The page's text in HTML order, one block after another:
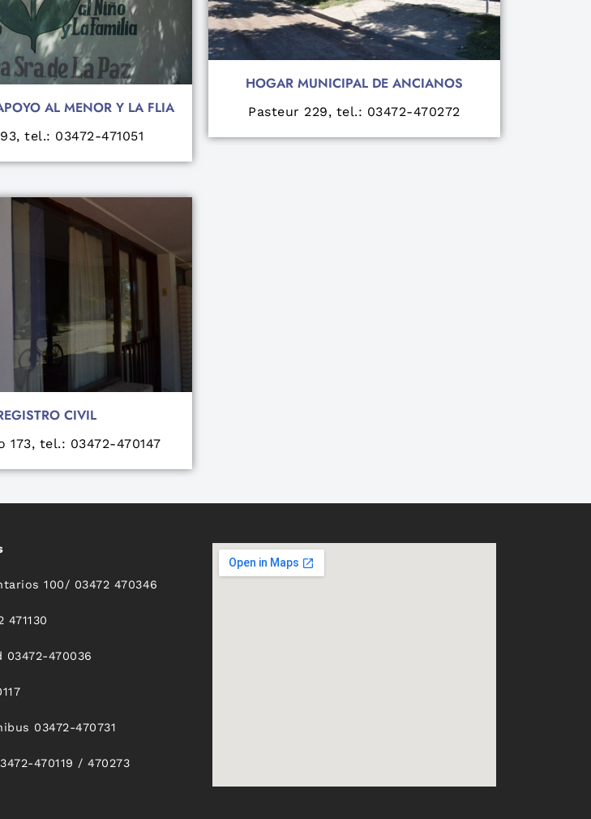
AL MENOR Y LA FLIA
tel.: 03472-471051
HOGAR MUNICIPAL DE ANCIANOS
Pasteur 229, tel.: 03472-470272
CIVIL
173, tel.: 03472-470147
100/ 03472 470346
471130
03472-470036
03472-470731
470119 / 470273